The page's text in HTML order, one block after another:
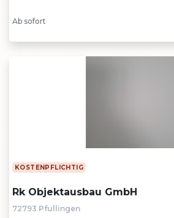
Ab sofort
KOSTENPFLICHTIG
Rk Objektausbau GmbH
72793 Pfullingen